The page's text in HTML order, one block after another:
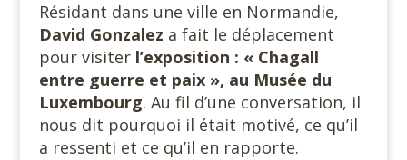
Résidant dans une ville en Normandie,
David Gonzalez a fait le déplacement
pour visiter l’exposition : « Chagall
entre guerre et paix », au Musée du
Luxembourg. Au fil d’une conversation, il
nous dit pourquoi il était motivé, ce qu’il
a ressenti et ce qu’il en rapporte.